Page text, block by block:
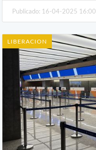
Publicado: 16-04-2025 16:00
LIBERACION